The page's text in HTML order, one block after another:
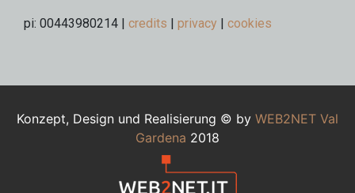
pi: 00443980214 | credits | privacy | cookies
Konzept, Design und Realisierung © by WEB2NET Val
Gardena 2018